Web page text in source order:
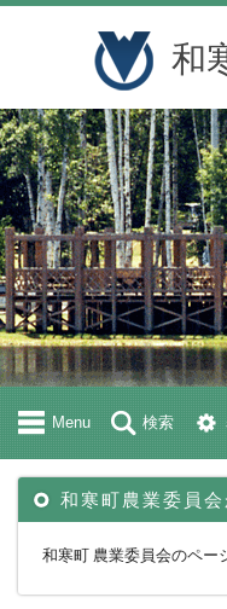
和
Menu 検索
和寒町農業委員
和寒町 農業委員会のペー